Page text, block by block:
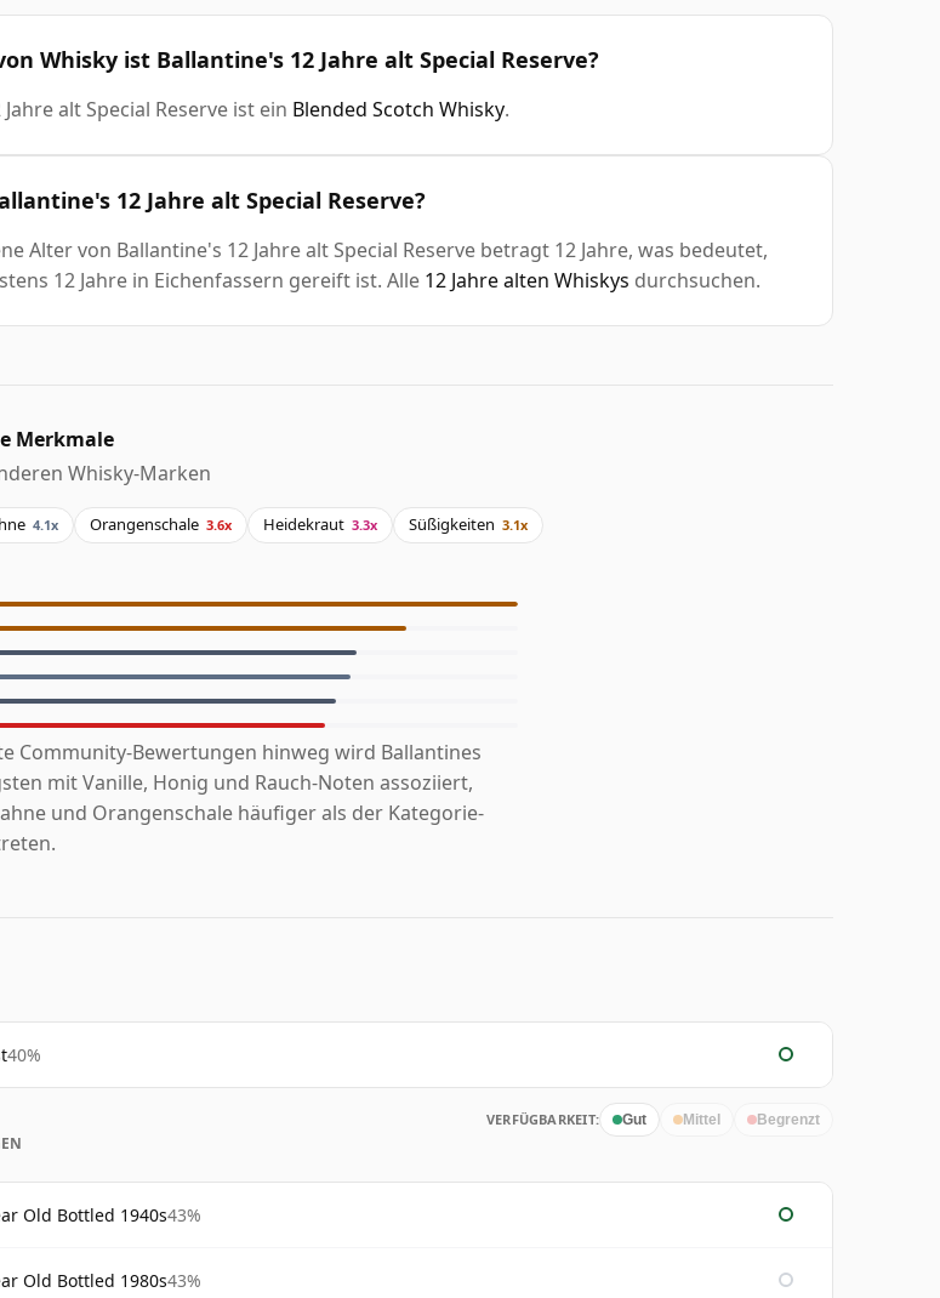
Whisky ist Ballantine's 12 Jahre alt Special Reserve?
alt Special Reserve ist ein Blended Scotch Whisky.
12 Jahre alt Special Reserve?
Alter von Ballantine's 12 Jahre alt Special Reserve betragt 12 Jahre, was bedeutet,
12 Jahre in Eichenfassern gereift ist. Alle 12 Jahre alten Whiskys durchsuchen.
Merkmale
Whisky-Marken
4.1x Orangenschale 3.6x Heidekraut 3.3x Süßigkeiten 3.1x
Community-Bewertungen hinweg wird Ballantines
mit Vanille, Honig und Rauch-Noten assoziiert,
und Orangenschale häufiger als der Kategorie-
40%
VERFÜGBARKEIT: Gut Mittel Begrenzt
Old Bottled 1940s43%
Old Bottled 1980s43%